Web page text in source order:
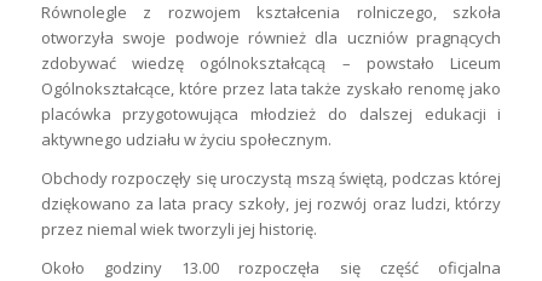
Równolegle z rozwojem kształcenia rolniczego, szkoła
otworzyła swoje podwoje również dla uczniów pragnących
zdobywać wiedzę ogólnokształcącą – powstało Liceum
Ogólnokształcące, które przez lata także zyskało renomę jako
placówka przygotowująca młodzież do dalszej edukacji i
aktywnego udziału w życiu społecznym.
Obchody rozpoczęły się uroczystą mszą świętą, podczas której
dziękowano za lata pracy szkoły, jej rozwój oraz ludzi, którzy
przez niemal wiek tworzyli jej historię.
Około godziny 13.00 rozpoczęła się część oficjalna